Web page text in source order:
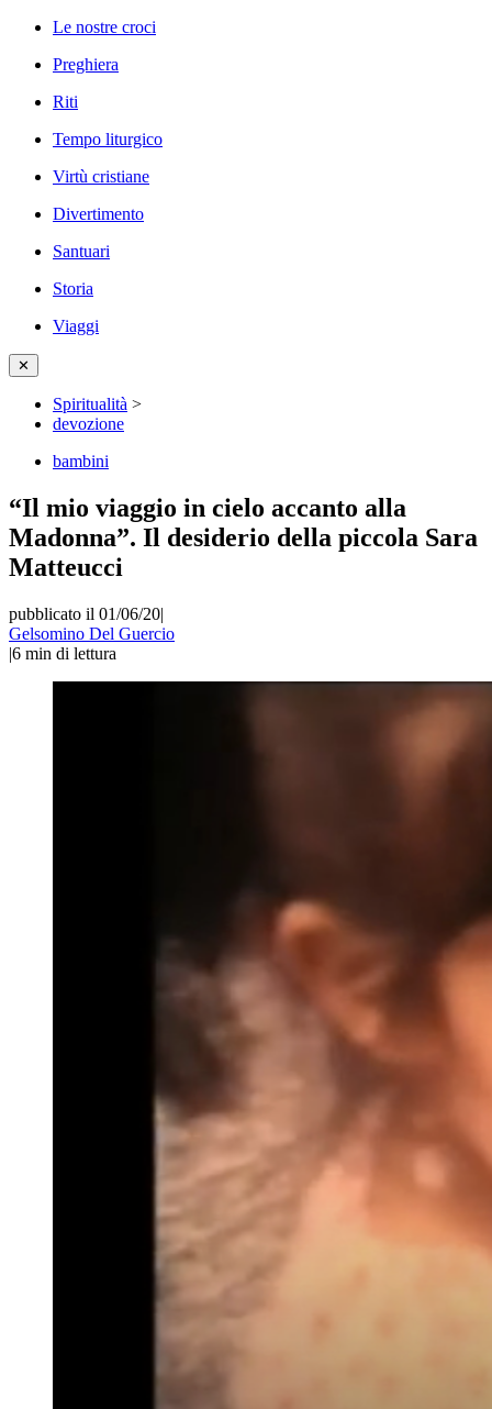
Le nostre croci
Preghiera
Riti
Tempo liturgico
Virtù cristiane
Divertimento
Santuari
Storia
Viaggi
✕
Spiritualità >
devozione
bambini
“Il mio viaggio in cielo accanto alla
Madonna”. Il desiderio della piccola Sara
Matteucci
pubblicato il 01/06/20|
Gelsomino Del Guercio
|6 min di lettura